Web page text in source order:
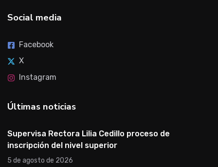
Social media
Facebook
X
Instagram
Últimas noticias
Supervisa Rectora Lilia Cedillo proceso de
inscripción del nivel superior
5 de agosto de 2026